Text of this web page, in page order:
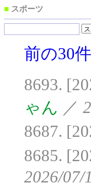
■ スポーツ
前の30件
8693.
ゃん ／
8687.
8685.
2026/07/